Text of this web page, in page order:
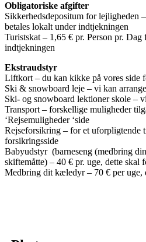
Obligatoriske afgifter
Sikkerhedsdepositum for lejligheden
betales lokalt under indtjekningen
Turistskat – 1,65 € pr. Person pr. Dag
indtjekningen
Ekstraudstyr
Liftkort – du kan kikke på vores side
Ski & snowboard leje – vi kan
Ski- og snowboard lektioner skole –
Transport – forskellige muligheder
‘Rejsemuligheder ‘side
Rejseforsikring – for et uforpligtende
forsikringsside
Babyudstyr (barneseng (medbring
skiftemåtte) – 40 € pr. uge, dette skal
Medbring dit kæledyr – 70 € per uge,